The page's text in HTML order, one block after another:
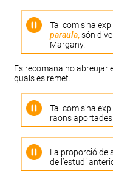
Tal com s’ha
paraula,són
Margany.
Es recomana no abreujar
quals es remet.
Tal com s’ha
raons
La proporció
de l’estudi